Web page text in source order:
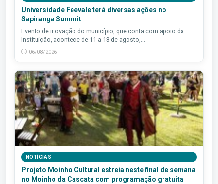
Universidade Feevale terá diversas ações no
Sapiranga Summit
Evento de inovação do município, que conta com apoio da
Instituição, acontece de 11 a 13 de agosto,...
06/08/2026
NOTÍCIAS
Projeto Moinho Cultural estreia neste final de semana
no Moinho da Cascata com programação gratuita